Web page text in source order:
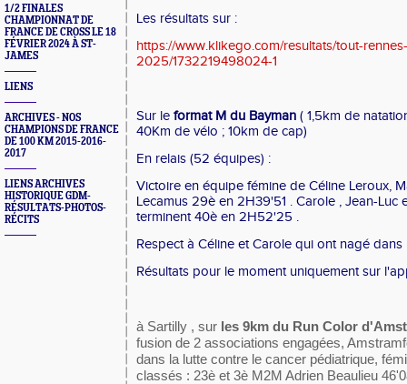
1/2 FINALES
CHAMPIONNAT DE
FRANCE DE CROSS LE 18
FÉVRIER 2024 À ST-
JAMES
LIENS
ARCHIVES - NOS
CHAMPIONS DE FRANCE
DE 100 KM 2015-2016-
2017
LIENS ARCHIVES
HISTORIQUE GDM-
RÉSULTATS-PHOTOS-
RÉCITS
Les résultats sur :
https://www.klikego.com/resultats/tout-
2025/1732219498024-1
Sur le format M du Bayman ( 1,5km de
40Km de vélo ; 10km de cap)
En relais (52 équipes) :
Victoire en équipe fémine de Céline Leroux,
Lecamus 29è en 2H39'51 . Carole , Jean-Luc
terminent 40è en 2H52'25 .
Respect à Céline et Carole qui ont nagé dans
Résultats pour le moment uniquement sur
à Sartilly , sur les 9km du Run Color
fusion de 2 associations engagées,
dans la lutte contre le cancer pédiatrique,
classés : 23è et 3è M2M Adrien Beaulieu